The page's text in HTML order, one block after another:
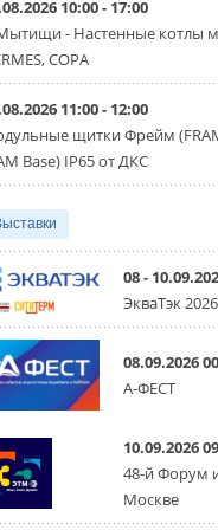
Суммарная
итоги
проектов
Новый сезон
стартует уже в
3 АВГУСТА 2026
Президент
Москве
Омск с
31 ИЮЛЯ 2026
Carrier
работающую
31 ИЮЛЯ 2026
Mitsubishi
10:00 - 17:00
- Настенные котлы
COPA
11:00 - 12:00
щитки Фрейм
Base) IP65 от ДКС
08 -
ЭкваТэк 2026
08.09.2026
А-ФЕСТ
10.09.2026
48-й Форум
Москве